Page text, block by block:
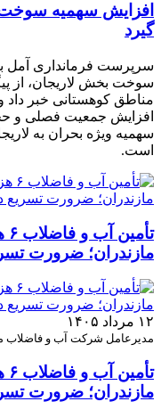
افزایش سهمیه سوخت
گیرد
سرپرست فرمانداری آمل
سوخت بخش لاریجان، از
مناطق کوهستانی خبر داد
افزایش جمعیت فصلی و
سهمیه ویژه بحران به
است.
مازندران؛ ضرورت
۱۲ مرداد ۱۴۰۵
مدیرعامل شرکت آب و فاضلاب
مازندران؛ ضرورت